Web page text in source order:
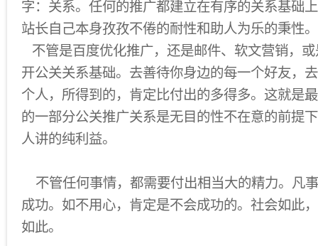
字：关系。任何的推广都建立在有序的关系基础
站长自己本身孜孜不倦的耐性和助人为乐的秉性。
不管是百度优化推广，还是邮件、软文营销，
开公关关系基础。去善待你身边的每一个好友，
个人，所得到的，肯定比付出的多得多。这就是
的一部分公关推广关系是无目的性不在意的前提
人讲的纯利益。
不管任何事情，都需要付出相当大的精力。凡
成功。如不用心，肯定是不会成功的。社会如此
如此。